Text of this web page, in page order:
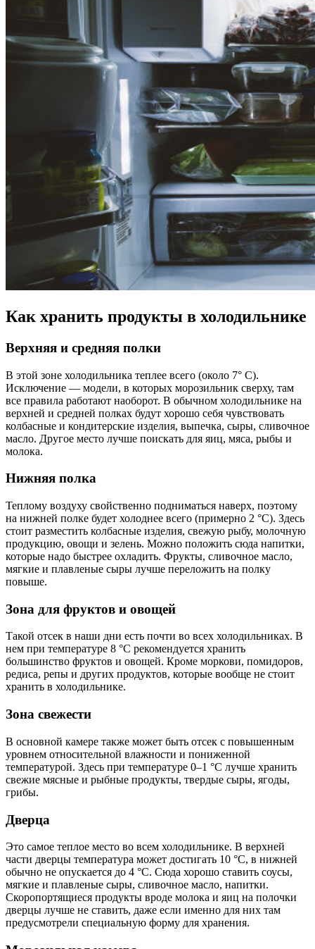
Как хранить продукты в холодильнике
Верхняя и средняя полки
В этой зоне холодильника теплее всего (около 7° C).
Исключение — модели, в которых морозильник сверху, там
все правила работают наоборот. В обычном холодильнике на
верхней и средней полках будут хорошо себя чувствовать
колбасные и кондитерские изделия, выпечка, сыры, сливочное
масло. Другое место лучше поискать для яиц, мяса, рыбы и
молока.
Нижняя полка
Теплому воздуху свойственно подниматься наверх, поэтому
на нижней полке будет холоднее всего (примерно 2 °C). Здесь
стоит разместить колбасные изделия, свежую рыбу, молочную
продукцию, овощи и зелень. Можно положить сюда напитки,
которые надо быстрее охладить. Фрукты, сливочное масло,
мягкие и плавленые сыры лучше переложить на полку
повыше.
Зона для фруктов и овощей
Такой отсек в наши дни есть почти во всех холодильниках. В
нем при температуре 8 °C рекомендуется хранить
большинство фруктов и овощей. Кроме моркови, помидоров,
редиса, репы и других продуктов, которые вообще не стоит
хранить в холодильнике.
Зона свежести
В основной камере также может быть отсек с повышенным
уровнем относительной влажности и пониженной
температурой. Здесь при температуре 0–1 °C лучше хранить
свежие мясные и рыбные продукты, твердые сыры, ягоды,
грибы.
Дверца
Это самое теплое место во всем холодильнике. В верхней
части дверцы температура может достигать 10 °C, в нижней
обычно не опускается до 4 °C. Сюда хорошо ставить соусы,
мягкие и плавленые сыры, сливочное масло, напитки.
Скоропортящиеся продукты вроде молока и яиц на полочки
дверцы лучше не ставить, даже если именно для них там
предусмотрели специальную форму для хранения.